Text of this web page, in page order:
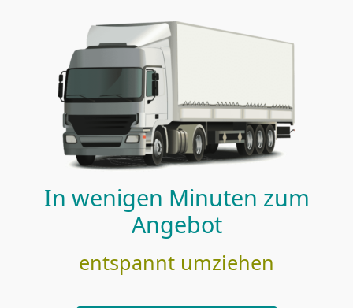
In wenigen Minuten zum
Angebot
entspannt umziehen